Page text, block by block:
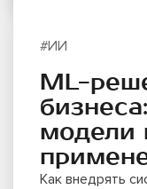
#ИИ
ML-
модели
Как внедрять